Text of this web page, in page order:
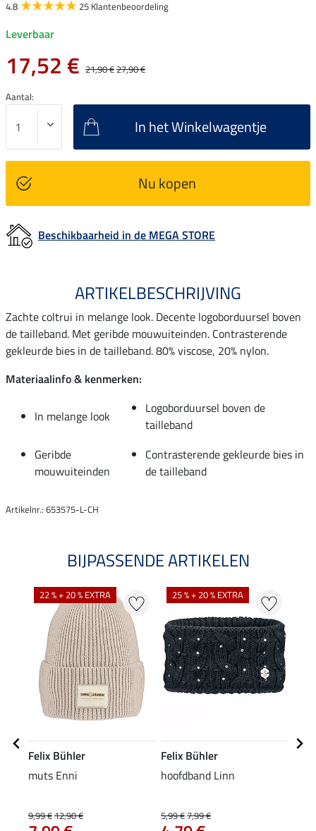
4.8 25 Klantenbeoordeling
Leverbaar
17,52 € 21,90 €27,90 €
Aantal:
In het Winkelwagentje
Nu kopen
Beschikbaarheid in de MEGA STORE
ARTIKELBESCHRIJVING
Zachte coltrui in melange look. Decente logoborduursel boven
de tailleband. Met geribde mouwuiteinden. Contrasterende
gekleurde bies in de tailleband. 80% viscose, 20% nylon.
Materiaalinfo & kenmerken:
In melange look
Logoborduursel boven de
tailleband
Geribde
mouwuiteinden
Contrasterende gekleurde bies in
de tailleband
Artikelnr.: 653575-L-CH
BIJPASSENDE ARTIKELEN
22 % + 20 % EXTRA
Felix Bühler
muts Enni
9,99 €12,90 €
25 % + 20 % EXTRA
Felix Bühler
hoofdband Linn
5,99 €7,99 €